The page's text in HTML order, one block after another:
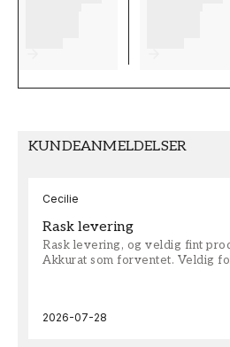
KUNDEANMELDELSER
Cecilie
Rask levering
Rask levering, og veldig fint
Akkurat som forventet. Veldig
2026-07-28